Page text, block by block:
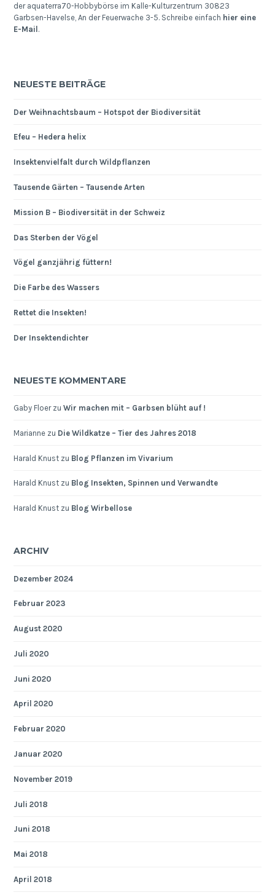
der aquaterra70-Hobbybörse im Kalle-Kulturzentrum 30823
Garbsen-Havelse, An der Feuerwache 3-5. Schreibe einfach hier eine
E-Mail.
NEUESTE BEITRÄGE
Der Weihnachtsbaum – Hotspot der Biodiversität
Efeu – Hedera helix
Insektenvielfalt durch Wildpflanzen
Tausende Gärten – Tausende Arten
Mission B – Biodiversität in der Schweiz
Das Sterben der Vögel
Vögel ganzjährig füttern!
Die Farbe des Wassers
Rettet die Insekten!
Der Insektendichter
NEUESTE KOMMENTARE
Gaby FloerzuWir machen mit – Garbsen blüht auf !
Marianne zu Die Wildkatze – Tier des Jahres 2018
Harald Knust zu Blog Pflanzen im Vivarium
Harald Knust zu Blog Insekten, Spinnen und Verwandte
Harald Knust zu Blog Wirbellose
ARCHIV
Dezember 2024
Februar 2023
August 2020
Juli 2020
Juni 2020
April 2020
Februar 2020
Januar 2020
November 2019
Juli 2018
Juni 2018
Mai 2018
April 2018